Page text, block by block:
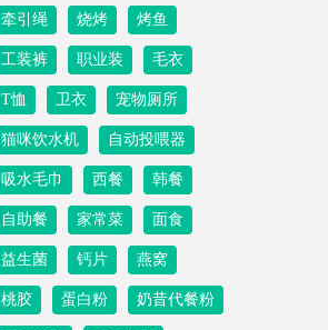
牵引绳 烧烤 烤鱼
工装裤 职业装 毛衣
T恤 卫衣 宠物厕所
猫咪饮水机 自动投喂器
吸水毛巾 西餐 韩餐
自助餐 家常菜 面食
益生菌 钙片 燕窝
桃胶 蛋白粉 奶昔代餐粉